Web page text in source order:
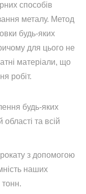
способів
металу. Метод
будь-яких
для цього не
матеріали, що
робіт.
будь-яких
області та всій
з допомогою
наших
тонн.